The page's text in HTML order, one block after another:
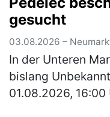
gesucht
03.08.2026 –
In der Unteren
bislang
01.08.2026,